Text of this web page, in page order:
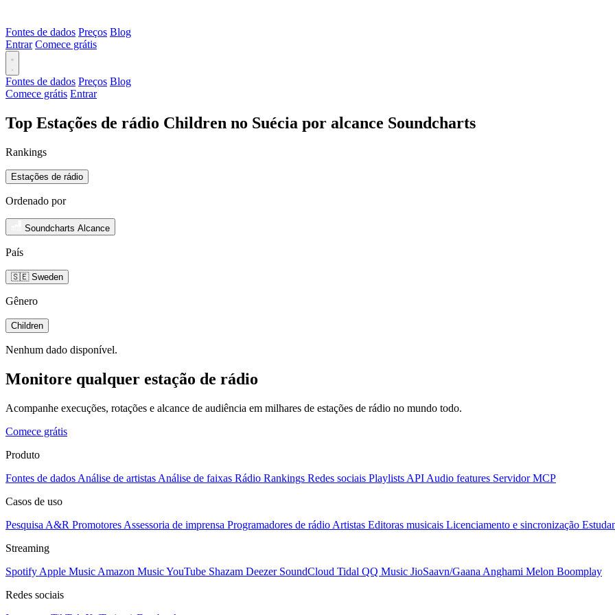
Fontes de dados Preços Blog
Entrar Comece grátis
Fontes de dados Preços Blog
Comece grátis Entrar
Top Estações de rádio Children no Suécia por alcance Soundcharts
Rankings
Estações de rádio
Ordenado por
Soundcharts Alcance
País
🇸🇪 Sweden
Gênero
Children
Nenhum dado disponível.
Monitore qualquer estação de rádio
Acompanhe execuções, rotações e alcance de audiência em milhares de estações de rádio no mundo todo.
Comece grátis
Produto
Fontes de dados Análise de artistas Análise de faixas Rádio Rankings Redes sociais Playlists API Audio features Servidor MCP
Casos de uso
Pesquisa A&R Promotores Assessoria de imprensa Programadores de rádio Artistas Editoras musicais Licenciamento e sincronização
Streaming
Spotify Apple Music Amazon MusicYouTube Shazam Deezer SoundCloud Tidal QQ Music JioSaavn/Gaana Anghami Melon Boomplay
Redes sociais